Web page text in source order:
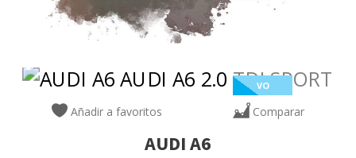
VO
Añadir a favoritos Comparar
AUDIA6